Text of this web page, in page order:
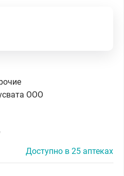
ООО
Доступно в 25 аптеках